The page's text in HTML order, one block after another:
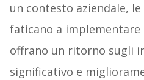
un contesto aziendale,
faticano a implementare
offrano un ritorno sugli
significativo e